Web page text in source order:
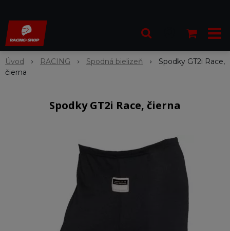
Úvod RACING Spodná bielizeň
Spodky GT2i Race,
čierna
Spodky GT2i Race, čierna